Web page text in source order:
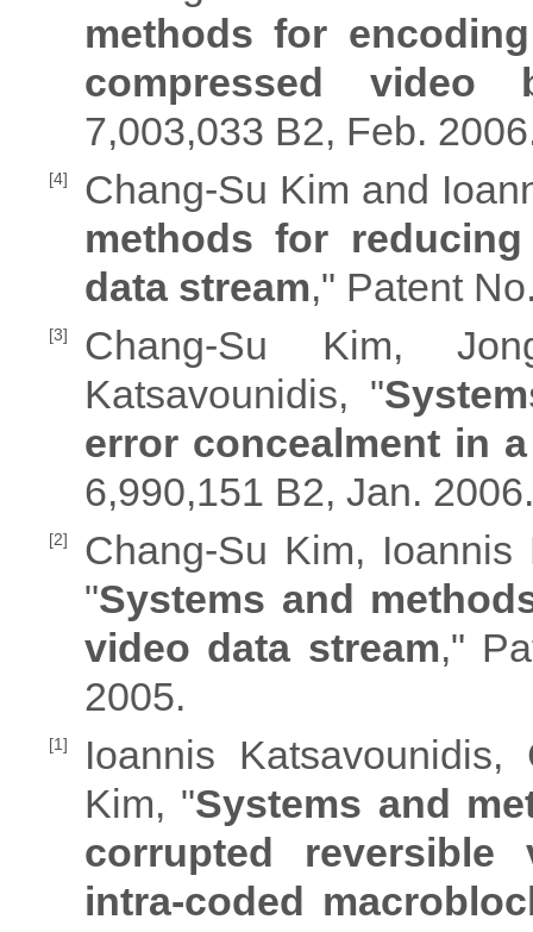
methods for
compressed video
7,003,033 B2, Feb.
[4]
Chang-Su Kim and
methods for
data stream," Patent
[3]
Chang-Su Kim,
Katsavounidis, "
error concealment in
6,990,151 B2, Jan. 2006.
[2]
Chang-Su Kim,
"Systems and
video data stream,"
2005.
[1]
Ioannis
Kim, "Systems and
corrupted reversible
intra-coded